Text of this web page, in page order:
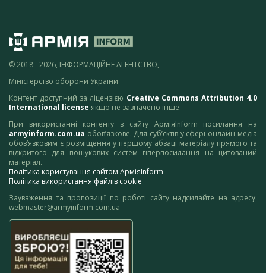
© 2018 - 2026, ІНФОРМАЦІЙНЕ АГЕНТСТВО,
Міністерство оборони України
Контент доступний за ліцензією Creative Commons Attribution 4.0
International license якщо не зазначено інше.
При використанні контенту з сайту АрміяInform посилання на
armyinform.com.ua обов’язкове. Для суб’єктів у сфері онлайн-медіа
обов’язковим є розміщення у першому абзаці матеріалу прямого та
відкритого для пошукових систем гіперпосилання на цитований
матеріал.
Політика користування сайтом АрміяInform
Політика використання файлів cookie
Зауваження та пропозиції по роботі сайту надсилайте на адресу:
webmaster@armyinform.com.ua